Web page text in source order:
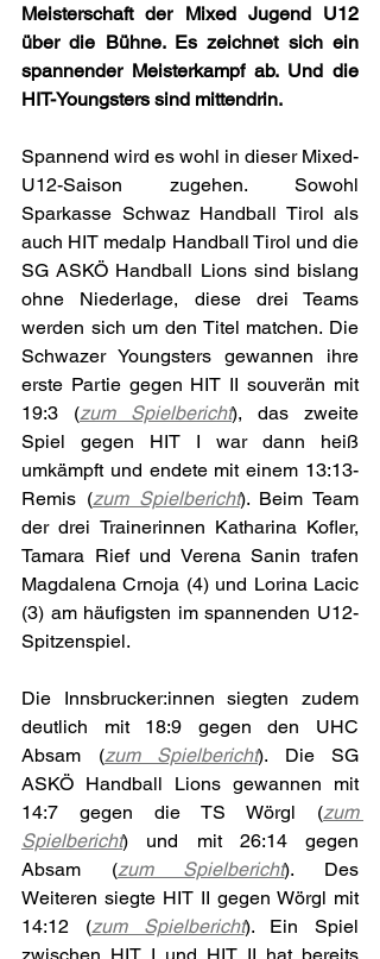
Meisterschaft der Mixed Jugend U12
über die Bühne. Es zeichnet sich ein
spannender Meisterkampf ab. Und die
HIT-Youngsters sind mittendrin.
Spannend wird es wohl in dieser Mixed-
U12-Saison zugehen. Sowohl
Sparkasse Schwaz Handball Tirol als
auch HIT medalp Handball Tirol und die
SG ASKÖ Handball Lions sind bislang
ohne Niederlage, diese drei Teams
werden sich um den Titel matchen. Die
Schwazer Youngsters gewannen ihre
erste Partie gegen HIT II souverän mit
19:3 (zum Spielbericht), das zweite
Spiel gegen HIT I war dann heiß
umkämpft und endete mit einem 13:13-
Remis (zum Spielbericht). Beim Team
der drei Trainerinnen Katharina Kofler,
Tamara Rief und Verena Sanin trafen
Magdalena Crnoja (4) und Lorina Lacic
(3) am häufigsten im spannenden U12-
Spitzenspiel.
Die Innsbrucker:innen siegten zudem
deutlich mit 18:9 gegen den UHC
Absam (zum Spielbericht). Die SG
ASKÖ Handball Lions gewannen mit
14:7 gegen die TS Wörgl (zum
Spielbericht) und mit 26:14 gegen
Absam (zum Spielbericht). Des
Weiteren siegte HIT II gegen Wörgl mit
14:12 (zum Spielbericht). Ein Spiel
zwischen HIT I und HIT II hat bereits